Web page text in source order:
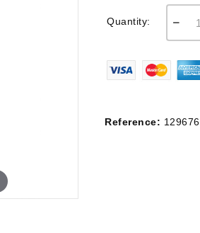
Quantity:
Reference: 129676